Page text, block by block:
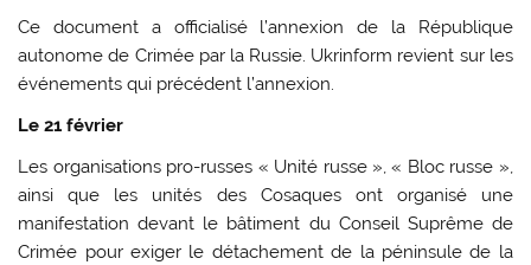
Ce document a officialisé l’annexion de la République
autonome de Crimée par la Russie. Ukrinform revient sur les
événements qui précédent l’annexion.
Le 21 février
Les organisations pro-russes « Unité russe », « Bloc russe »,
ainsi que les unités des Cosaques ont organisé une
manifestation devant le bâtiment du Conseil Suprême de
Crimée pour exiger le détachement de la péninsule de la